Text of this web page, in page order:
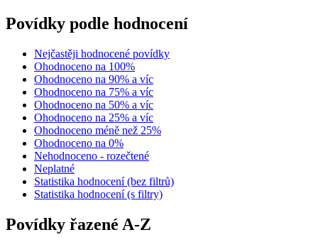
Povídky podle hodnocení
Nejčastěji hodnocené povídky
Ohodnoceno na 100%
Ohodnoceno na 90% a víc
Ohodnoceno na 75% a víc
Ohodnoceno na 50% a víc
Ohodnoceno na 25% a víc
Ohodnoceno méně než 25%
Ohodnoceno na 0%
Nehodnoceno - rozečtené
Neplatné
Statistika hodnocení (bez filtrů)
Statistika hodnocení (s filtry)
Povídky řazené A-Z